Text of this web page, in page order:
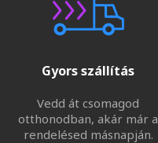
Gyors szállítás
Vedd át csomagod
otthonodban, akár már a
rendelésed másnapján.